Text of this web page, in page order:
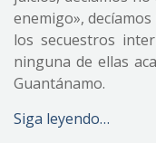
enemigo»,
los secuestros
ninguna de ellas
Guantánamo.
Siga leyendo…